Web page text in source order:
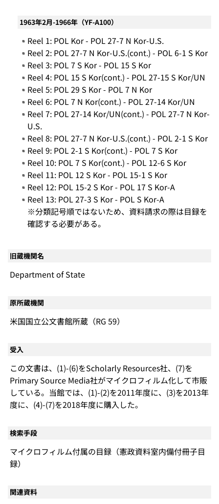
1963年2月-1966年（YF-A100）
Reel 1: POL Kor - POL 27-7 N Kor-U.S.
Reel 2: POL 27-7 N Kor-U.S.(cont.) - POL 6-1 S Kor
Reel 3: POL 7 S Kor - POL 15 S Kor
Reel 4: POL 15 S Kor(cont.) - POL 27-15 S Kor/UN
Reel 5: POL 29 S Kor - POL 7 N Kor
Reel 6: POL 7 N Kor(cont.) - POL 27-14 Kor/UN
Reel 7: POL 27-14 Kor/UN(cont.) - POL 27-7 N Kor-
U.S.
Reel 8: POL 27-7 N Kor-U.S.(cont.) - POL 2-1 S Kor
Reel 9: POL 2-1 S Kor(cont.) - POL 7 S Kor
Reel 10: POL 7 S Kor(cont.) - POL 12-6 S Kor
Reel 11: POL 12 S Kor - POL 15-1 S Kor
Reel 12: POL 15-2 S Kor - POL 17 S Kor-A
Reel 13: POL 27-3 S Kor - POL S Kor-A
※分類記号順ではないため、資料請求の際は目録を
確認する必要がある。
旧蔵機関名
Department of State
原所蔵機関
米国国立公文書館所蔵（RG 59）
受入
この文書は、(1)-(6)をScholarly Resources社、(7)を
Primary Source Media社がマイクロフィルム化して市販
している。当館では、(1)-(2)を2011年度に、(3)を2013年
度に、(4)-(7)を2018年度に購入した。
検索手段
マイクロフィルム付属の目録（憲政資料室内備付冊子目
録）
関連資料